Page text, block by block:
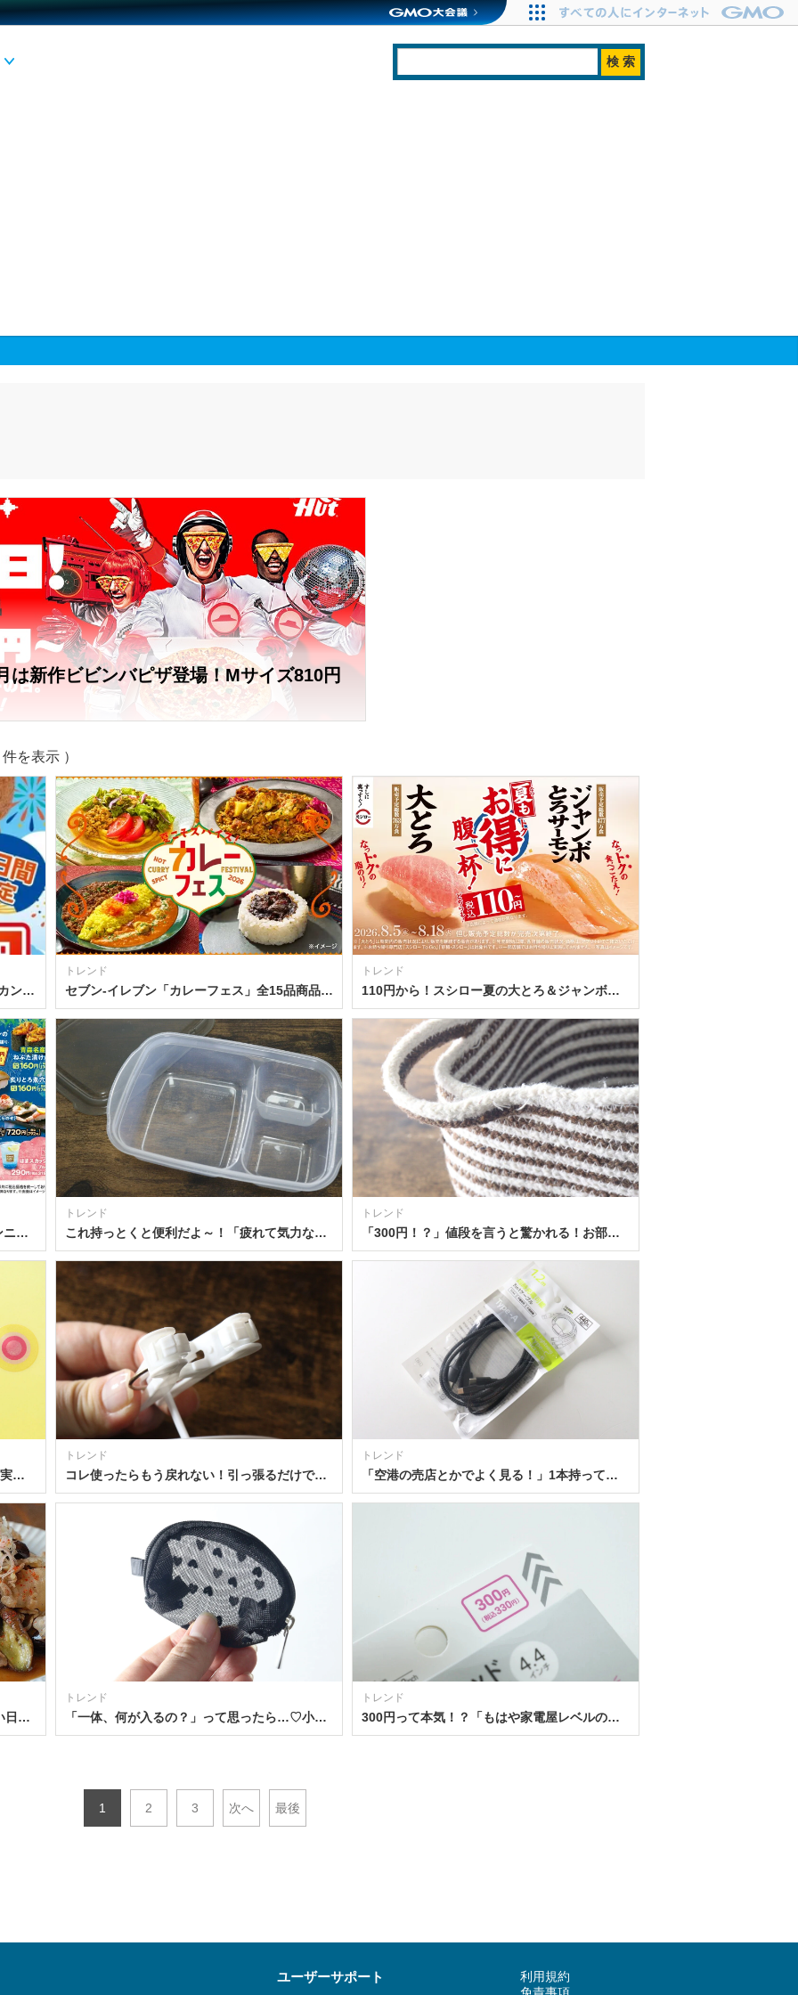
は新作ビビンバピザ登場！Mサイズ810円
を表示 ）
セブン‐イレブン「からあげ棒」「アメリカンドッグ」3日間限定30円引きセールを開催中！
トレンド
セブン‐イレブン「カレーフェス」全15品商品詳細とお得な限定キャンペーン情報
トレンド
110円から！スシロー夏の大とろ＆ジャンボとろサーモンが登場―期間限定寿司キャンペーンまとめ
はま寿司「旨ねた夏祭り 第3弾」大葉ニンニク香るビンチョウマグロ100円フェア開催情報
トレンド
これ持っとくと便利だよ～！「疲れて気力ない…」って時に助かる！100均の時短調理グッズ3選
トレンド
「300円！？」値段を言うと驚かれる！お部屋になじむ100均のナチュラル収納グッズ
大当たり付録出たよ！1人前にぴったりの実用サイズ♡レトロ可愛いボンカレー皿＆スプーンセット
トレンド
コレ使ったらもう戻れない！引っ張るだけで取り込める！家事が楽になる100均の便利グッズ
トレンド
「空港の売店とかでよく見る！」1本持ってると100均の無敵なケーブル
フライパンひとつでとろっと柔らか！暑い日もさっぱり！なすと豚バラのやみつきポン酢炒め
トレンド
「一体、何が入るの？」って思ったら…♡小さいのに頼れる！毎日使いたい100均の黒ポーチ
トレンド
300円って本気！？「もはや家電屋レベルのクオリティ！」便利すぎる小型家電3選
1 2 3 次へ 最後
ユーザーサポート
利用規約